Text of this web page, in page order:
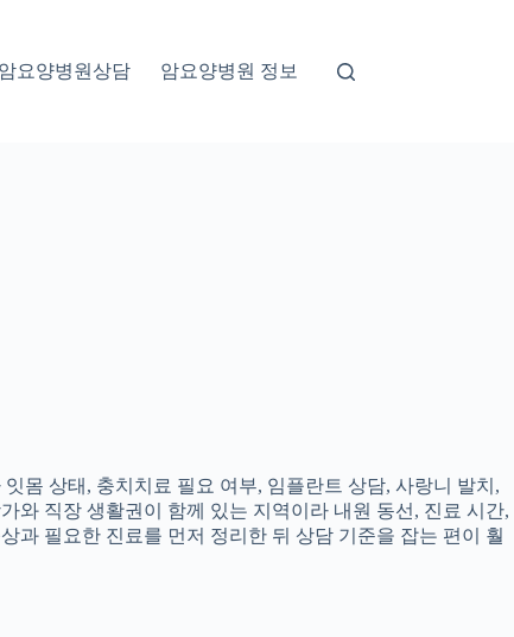
암요양병원상담 암요양병원 정보
몸 상태, 충치치료 필요 여부, 임플란트 상담, 사랑니 발치,
와 직장 생활권이 함께 있는 지역이라 내원 동선, 진료 시간,
과 필요한 진료를 먼저 정리한 뒤 상담 기준을 잡는 편이 훨